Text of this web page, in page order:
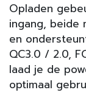
Opladen
ingang, beide
en
QC3.0 / 2.0,
laad je de
optimaal